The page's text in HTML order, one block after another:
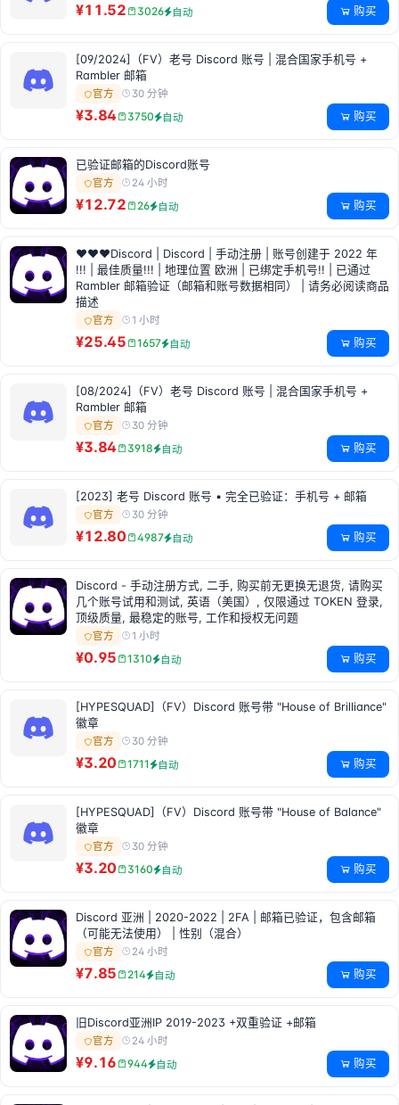
¥11.52 3026 自动 购买
[09/2024]（FV）老号 Discord 账号 | 混合国家手机号 +
Rambler 邮箱
官方 30 分钟
¥3.84 3750 自动 购买
已验证邮箱的Discord账号
官方 24 小时
¥12.72 26 自动 购买
❤❤❤Discord | Discord | 手动注册 | 账号创建于 2022 年
!!! | 最佳质量!!! | 地理位置 欧洲 | 已绑定手机号!! | 已通过
Rambler 邮箱验证（邮箱和账号数据相同） | 请务必阅读商品
描述
官方 1 小时
¥25.45 1657 自动 购买
[08/2024]（FV）老号 Discord 账号 | 混合国家手机号 +
Rambler 邮箱
官方 30 分钟
¥3.84 3918 自动 购买
[2023] 老号 Discord 账号 • 完全已验证：手机号 + 邮箱
官方 30 分钟
¥12.80 4987 自动 购买
Discord - 手动注册方式, 二手, 购买前无更换无退货, 请购买
几个账号试用和测试, 英语（美国）, 仅限通过 TOKEN 登录,
顶级质量, 最稳定的账号, 工作和授权无问题
官方 1 小时
¥0.95 1310 自动 购买
[HYPESQUAD]（FV）Discord 账号带 "House of Brilliance"
徽章
官方 30 分钟
¥3.20 1711 自动 购买
[HYPESQUAD]（FV）Discord 账号带 "House of Balance"
徽章
官方 30 分钟
¥3.20 3160 自动 购买
Discord 亚洲 | 2020-2022 | 2FA | 邮箱已验证，包含邮箱
（可能无法使用） | 性别（混合）
官方 24 小时
¥7.85 214 自动 购买
旧Discord亚洲IP 2019-2023 +双重验证 +邮箱
官方 24 小时
¥9.16 944 自动 购买